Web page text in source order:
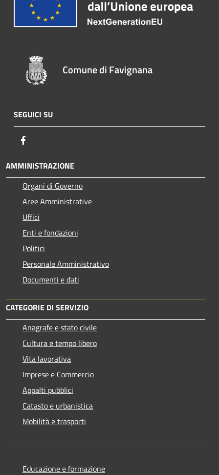
Comune di Favignana
SEGUICI SU
AMMINISTRAZIONE
Organi di Governo
Aree Amministrative
Uffici
Enti e fondazioni
Politici
Personale Amministrativo
Documenti e dati
CATEGORIE DI SERVIZIO
Anagrafe e stato civile
Cultura e tempo libero
Vita lavorativa
Imprese e Commercio
Appalti pubblici
Catasto e urbanistica
Mobilità e trasporti
Educazione e formazione